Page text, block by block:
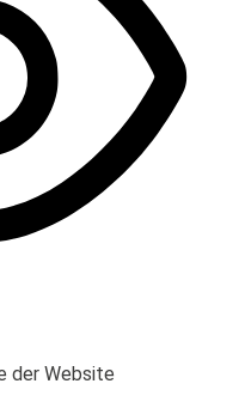
der Website